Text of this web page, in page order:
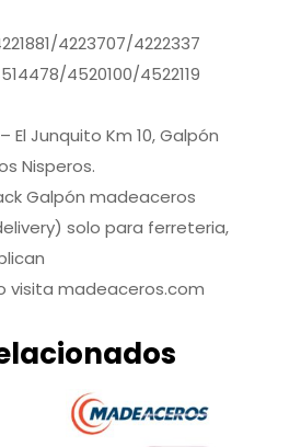
4223707/4222337
4520100/4522119
Junquito Km 10, Galpón
Nisperos.
Galpón madeaceros
solo para ferreteria,
visita madeaceros.com